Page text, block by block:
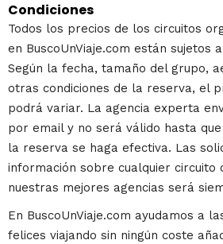
Condiciones
Todos los precios de los circuitos
en BuscoUnViaje.com están sujetos
Según la fecha, tamaño del grupo,
otras condiciones de la reserva, el
podrá variar. La agencia experta
por email y no será válido hasta
la reserva se haga efectiva. Las
información sobre cualquier circuito
nuestras mejores agencias será
En BuscoUnViaje.com ayudamos a
felices viajando sin ningún coste